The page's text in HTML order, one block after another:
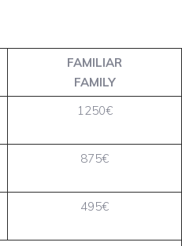
FAMILIAR
FAMILY
1250€
875€
495€